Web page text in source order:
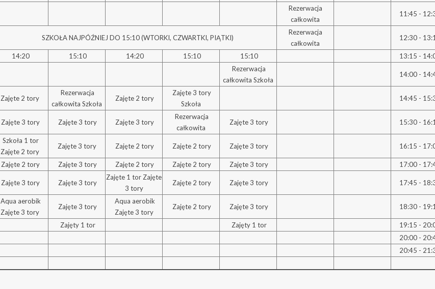
Rezerwacja
całkowita
11:45 -
SZKOŁA NAJPÓŹNIEJ DO 15:10 (WTORKI, CZWARTKI, PIĄTKI)
Rezerwacja
całkowita
12:30 -
14:20 15:10 14:20 15:10 15:10 13:15 -
Rezerwacja
całkowita Szkoła
14:00 -
Zajęte 2 tory
Rezerwacja
całkowita Szkoła
Zajęte 2 tory
Zajęte 3 tory
Szkoła
14:45 -
Zajęte 3 tory Zajęte 3 tory Zajęte 3 tory
Rezerwacja
całkowita
Zajęte 3 tory 15:30 -
Szkoła 1 tor
Zajęte 2 tory
Zajęte 3 tory Zajęte 2 tory Zajęte 2 tory Zajęte 3 tory 16:15 -
Zajęte 2 tory Zajęte 3 tory Zajęte 2 tory Zajęte 2 tory Zajęte 3 tory 17:00 -
Zajęte 3 tory Zajęte 3 tory
Zajęte 1 tor Zajęte
3 tory
Zajęte 2 tory Zajęte 3 tory 17:45 -
Aqua aerobik
Zajęte 3 tory
Zajęte 3 tory
Aqua aerobik
Zajęte 3 tory
Zajęte 2 tory Zajęte 3 tory 18:30 -
Zajęty 1 tor Zajęty 1 tor
19:15 -
20:00 -
20:45 -